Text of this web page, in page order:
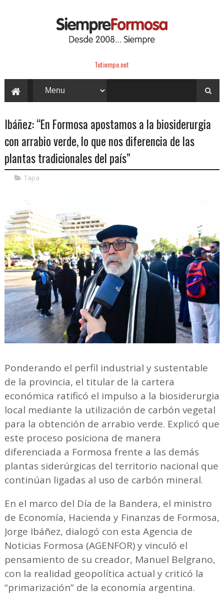
Tutiempo.net
Ibáñez: “En Formosa apostamos a la biosiderurgia
con arrabio verde, lo que nos diferencia de las
plantas tradicionales del país”
Tapa
Ponderando el perfil industrial y sustentable
de la provincia, el titular de la cartera
económica ratificó el impulso a la biosiderurgia
local mediante la utilización de carbón vegetal
para la obtención de arrabio verde. Explicó que
este proceso posiciona de manera
diferenciada a Formosa frente a las demás
plantas siderúrgicas del territorio nacional que
continúan ligadas al uso de carbón mineral.
En el marco del Día de la Bandera, el ministro
de Economía, Hacienda y Finanzas de Formosa,
Jorge Ibáñez, dialogó con esta Agencia de
Noticias Formosa (AGENFOR) y vinculó el
pensamiento de su creador, Manuel Belgrano,
con la realidad geopolítica actual y criticó la
“primarización” de la economía argentina.